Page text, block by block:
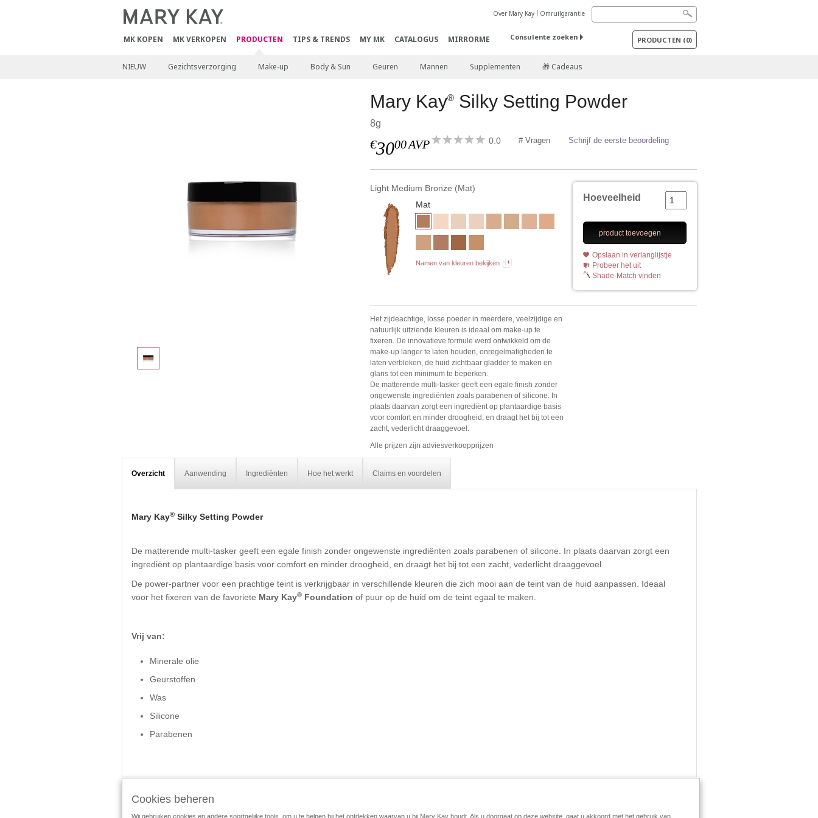
MK KOPEN MK VERKOPEN PRODUCTEN TIPS & TRENDS MY MK CATALOGUS MIRRORME
Over Mary Kay Omruilgarantie
Consulente zoeken PRODUCTEN (0)
NIEUW Gezichtsverzorging Make-up Body & Sun Geuren Mannen Supplementen 🎁 Cadeaus
Mary Kay® Silky Setting Powder
8g
€3000AVP 0.0 # Vragen Schrijf de eerste beoordeling
Light Medium Bronze (Mat)
Mat
Namen van kleuren bekijken
Hoeveelheid
product toevoegen
Opslaan in verlanglijstje
Probeer het uit
Shade-Match vinden
Het zijdeachtige, losse poeder in meerdere, veelzijdige en
natuurlijk uitziende kleuren is ideaal om make-up te
fixeren. De innovatieve formule werd ontwikkeld om de
make-up langer te laten houden, onregelmatigheden te
laten verbleken, de huid zichtbaar gladder te maken en
glans tot een minimum te beperken.
De matterende multi-tasker geeft een egale finish zonder
ongewenste ingrediënten zoals parabenen of silicone. In
plaats daarvan zorgt een ingrediënt op plantaardige basis
voor comfort en minder droogheid, en draagt het bij tot een
zacht, vederlicht draaggevoel.
Alle prijzen zijn adviesverkoopprijzen
Overzicht Aanwending Ingrediënten Hoe het werkt Claims en voordelen
Mary Kay®Silky Setting Powder
De matterende multi-tasker geeft een egale finish zonder ongewenste ingrediënten zoals parabenen of silicone. In plaats daarvan zorgt een
ingrediënt op plantaardige basis voor comfort en minder droogheid, en draagt het bij tot een zacht, vederlicht draaggevoel.
De power-partner voor een prachtige teint is verkrijgbaar in verschillende kleuren die zich mooi aan de teint van de huid aanpassen. Ideaal
voor het fixeren van de favoriete Mary Kay®Foundation of puur op de huid om de teint egaal te maken.
Vrij van:
Minerale olie
Geurstoffen
Was
Silicone
Parabenen
Schrijf de eerste beoordeling
Cookies beheren
Wij gebruiken cookies en andere soortgelijke tools, om u te helpen bij het ontdekken waarvan u bij Mary Kay houdt. Als u doorgaat op deze website, gaat u akkoord met het gebruik van